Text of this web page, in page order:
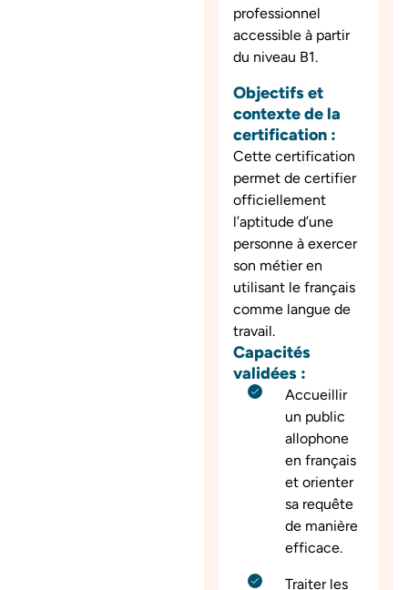
professionnel
accessible à partir
du niveau B1.
Objectifs et
contexte de la
certification :
Cette certification
permet de certifier
officiellement
l’aptitude d’une
personne à exercer
son métier en
utilisant le français
comme langue de
travail.
Capacités
validées :
Accueillir
un public
allophone
en français
et orienter
sa requête
de manière
efficace.
Traiter les